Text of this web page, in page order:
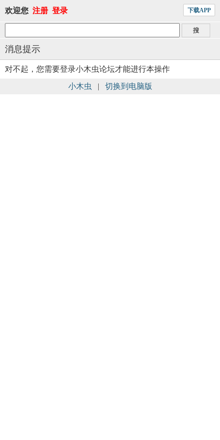
欢迎您 注册 登录 下载APP
消息提示
对不起，您需要登录小木虫论坛才能进行本操作
小木虫 | 切换到电脑版